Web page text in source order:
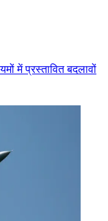
में प्रस्तावित बदलावों